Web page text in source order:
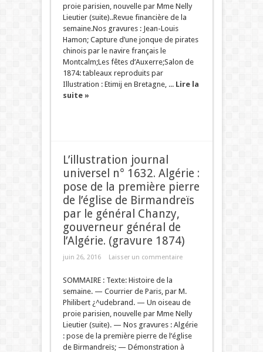
proie parisien, nouvelle par Mme Nelly
Lieutier (suite)..Revue financière de la
semaine.Nos gravures : Jean-Louis
Hamon; Capture d’une jonque de pirates
chinois par le navire français le
Montcalm;Les fêtes d’Auxerre;Salon de
1874: tableaux reproduits par
Illustration : Etimij en Bretagne, ... Lire la
suite »
L’illustration journal
universel n° 1632. Algérie :
pose de la première pierre
de l’église de Birmandreïs
par le général Chanzy,
gouverneur général de
l’Algérie. (gravure 1874)
juin 26, 2016 Laisser un commentaire
SOMMAIRE : Texte: Histoire de la
semaine. — Courrier de Paris, par M.
Philibert ¿^udebrand. — Un oiseau de
proie parisien, nouvelle par Mme Nelly
Lieutier (suite). — Nos gravures : Algérie
: pose de la première pierre de l’église
de Birmandreïs; — Démonstration à